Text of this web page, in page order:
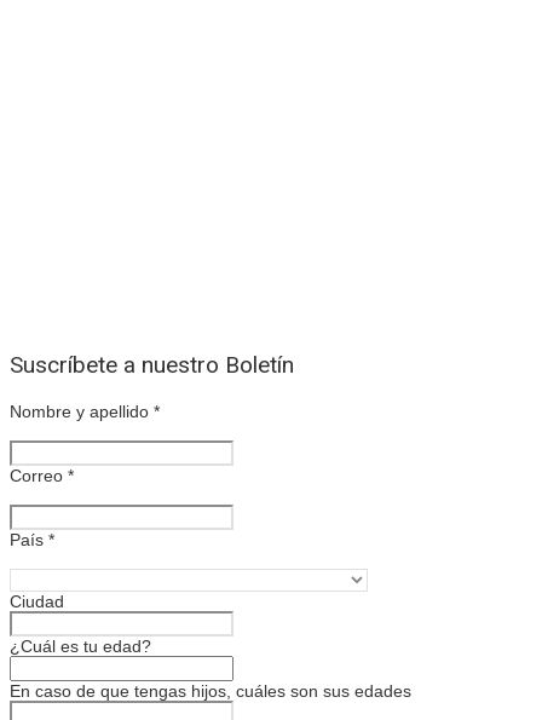
Suscríbete a nuestro Boletín
Nombre y apellido *
Correo *
País *
Ciudad
¿Cuál es tu edad?
En caso de que tengas hijos, cuáles son sus edades